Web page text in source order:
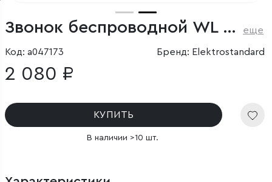
Звонок беспроводной WL 52M IP44 Белый еще
Код: a047173 Бренд: Elektrostandard
2 080 ₽
КУПИТЬ
В наличии >10 шт.